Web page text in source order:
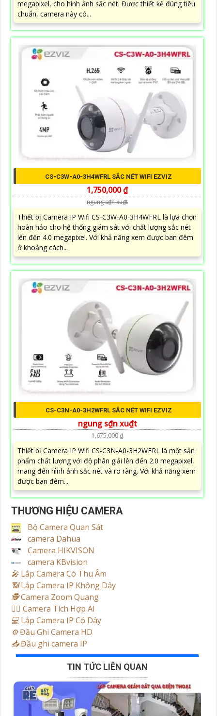
megapixel, cho hình ảnh sắc nét. Được thiết kế đúng tiêu
chuẩn, camera này có...
CS-C3W-A0-3H4WFRL SẮC NÉT WIFI EZVIZ
1,750,000 ₫
ngung s₫n xu₫t
Thiết bị Camera IP Wifi CS-C3W-A0-3H4WFRL là lựa chọn
hoàn hảo cho hệ thống giám sát với chất lượng sắc nét
lên đến 4.0 megapixel. Với khả năng xem được ban đêm
ở khoảng cách...
CS-C3N-A0-3H2WFRL SẮC NÉT WIFI EZVIZ
ngung s₫n xu₫t
1,675,000 ₫
Thiết bị Camera IP Wifi CS-C3N-A0-3H2WFRL là một sản
phẩm chất lượng với độ phân giải lên đến 2.0 megapixel,
mang đến hình ảnh sắc nét và rõ ràng. Với khả năng xem
được ban đêm...
THƯƠNG HIỆU CAMERA
Bộ Camera Quan Sát
camera Dahua
Camera HIKVISON
camera KBvision
️🎤️ Lắp Camera Có Thu Âm
📶Lắp Camera IP Không Dây
🕵️Camera Zoom Quang
🧛‍♀️ Camera Tích Hợp AI
💻 Lắp Camera IP Có Dây
⚙️Đầu Ghi Camera HD
📥Đầu ghi camera IP
TIN TỨC LIÊN QUAN